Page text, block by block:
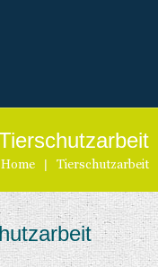
Home | Tierschutzarbeit